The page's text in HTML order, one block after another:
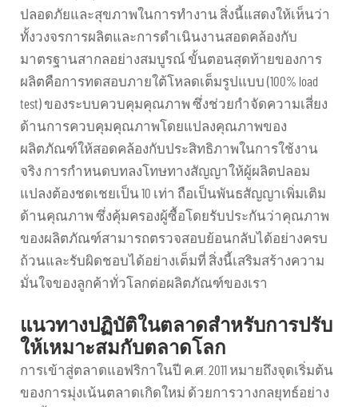
ปลอดภัยและสุขภาพในการทำงาน สิ่งนี้แสดงให้เห็นว่า
ทั้งวงจรการผลิตและการดำเนินงานสอดคล้องกับ
มาตรฐานสากลอย่างสมบูรณ์ ขั้นตอนสุดท้ายของการ
ผลิตคือการทดสอบภายใต้โหลดเต็มรูปแบบ (100% load
test) ของระบบควบคุมคุณภาพ ซึ่งช่วยกำจัดความเสี่ยง
ด้านการควบคุมคุณภาพโดยแปลงคุณภาพของ
ผลิตภัณฑ์ให้สอดคล้องกับประสิทธิภาพในการใช้งาน
จริง การกำหนดบทลงโทษทางสัญญาให้ผู้ผลิตปลอม
แปลงต้องชดเชยเป็น 10 เท่า ถือเป็นพันธสัญญาเพิ่มเติม
ด้านคุณภาพ ซึ่งคุ้มครองผู้ซื้อโดยรับประกันว่าคุณภาพ
ของผลิตภัณฑ์สามารถตรวจสอบย้อนกลับได้อย่างครบ
ถ้วนและรับผิดชอบได้อย่างเต็มที่ สิ่งนี้เสริมสร้างความ
มั่นใจของลูกค้าทั่วโลกต่อผลิตภัณฑ์ของเรา
แนวทางปฏิบัติในตลาดสำหรับการปรับ
ให้เหมาะสมกับตลาดโลก
การเข้าสู่ตลาดแอฟริกาในปี ค.ศ. 2011 หมายถึงจุดเริ่มต้น
ของการมุ่งเน้นตลาดเกิดใหม่ ด้วยการวางกลยุทธ์อย่าง